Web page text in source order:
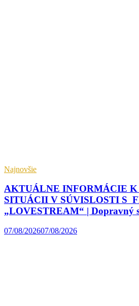
Najnovšie
AKTUÁLNE INFORMÁCIE K
SITUÁCII V SÚVISLOSTI S
„LOVESTREAM“ | Dopravný
07/08/202607/08/2026